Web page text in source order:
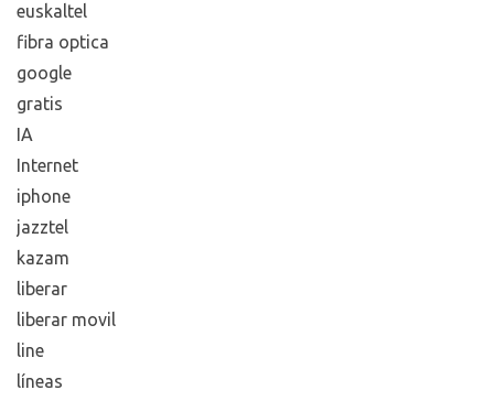
euskaltel
fibra optica
google
gratis
IA
Internet
iphone
jazztel
kazam
liberar
liberar movil
line
líneas